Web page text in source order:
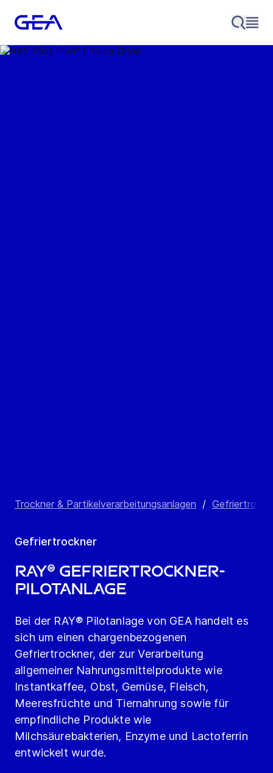
Trockner & Partikelverarbeitungsanlagen /
Gefriertrockner
RAY® Gefriertrockner-
Pilotanlage
Bei der RAY® Pilotanlage von GEA handelt es
sich um einen chargenbezogenen
Gefriertrockner, der zur Verarbeitung
allgemeiner Nahrungsmittelprodukte wie
Instantkaffee, Obst, Gemüse, Fleisch,
Meeresfrüchte und Tiernahrung sowie für
empfindliche Produkte wie
Milchsäurebakterien, Enzyme und Lactoferrin
entwickelt wurde.